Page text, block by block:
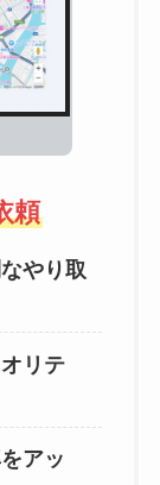
頼
やり取
リテ
アッ